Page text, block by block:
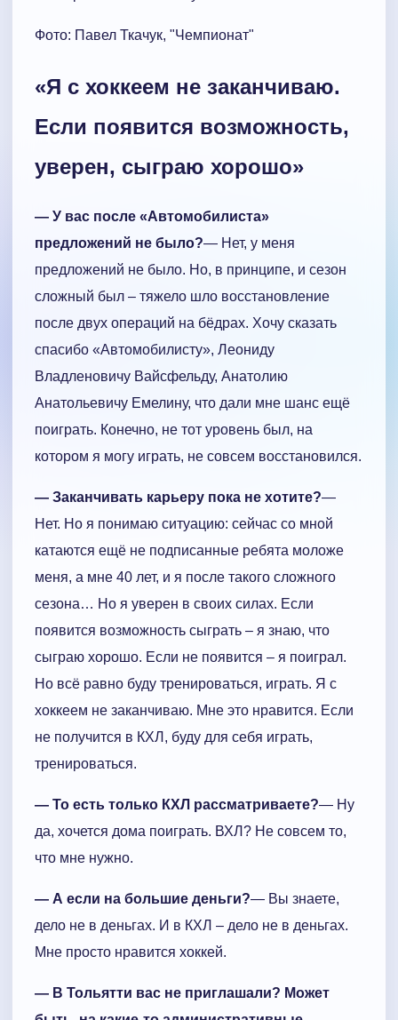
Фото: Павел Ткачук, "Чемпионат"
«Я с хоккеем не заканчиваю.
Если появится возможность,
уверен, сыграю хорошо»
— У вас после «Автомобилиста»
предложений не было?— Нет, у меня
предложений не было. Но, в принципе, и сезон
сложный был – тяжело шло восстановление
после двух операций на бёдрах. Хочу сказать
спасибо «Автомобилисту», Леониду
Владленовичу Вайсфельду, Анатолию
Анатольевичу Емелину, что дали мне шанс ещё
поиграть. Конечно, не тот уровень был, на
котором я могу играть, не совсем восстановился.
— Заканчивать карьеру пока не хотите?—
Нет. Но я понимаю ситуацию: сейчас со мной
катаются ещё не подписанные ребята моложе
меня, а мне 40 лет, и я после такого сложного
сезона… Но я уверен в своих силах. Если
появится возможность сыграть – я знаю, что
сыграю хорошо. Если не появится – я поиграл.
Но всё равно буду тренироваться, играть. Я с
хоккеем не заканчиваю. Мне это нравится. Если
не получится в КХЛ, буду для себя играть,
тренироваться.
— То есть только КХЛ рассматриваете?— Ну
да, хочется дома поиграть. ВХЛ? Не совсем то,
что мне нужно.
— А если на большие деньги?— Вы знаете,
дело не в деньгах. И в КХЛ – дело не в деньгах.
Мне просто нравится хоккей.
— В Тольятти вас не приглашали? Может